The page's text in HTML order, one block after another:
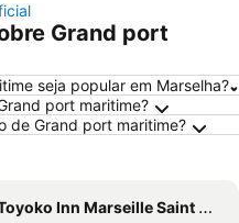
Grand port
seja popular em Marselha?
port maritime?
de Grand port maritime?
Inn Marseille Saint Charles